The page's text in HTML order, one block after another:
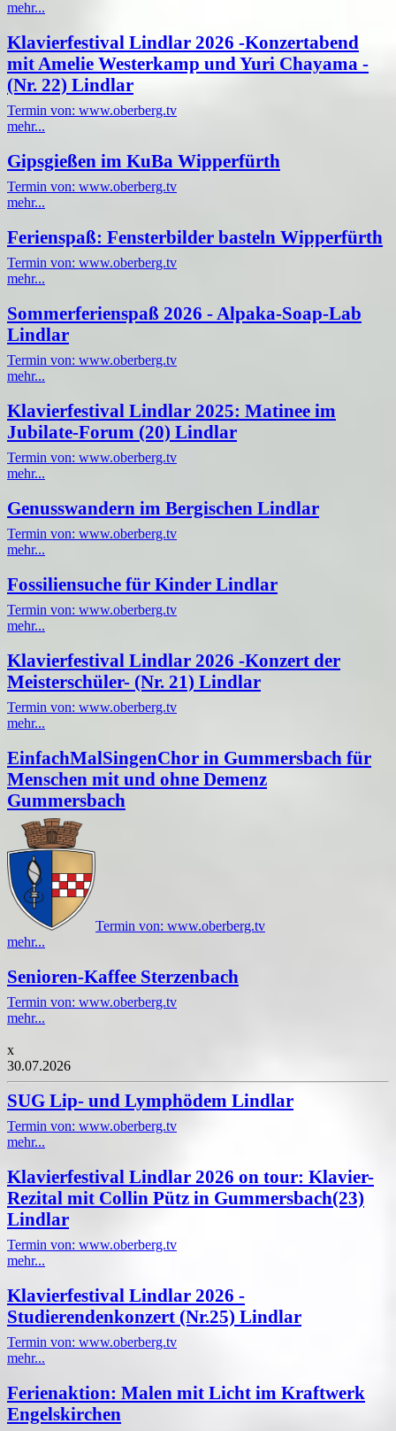
mehr...
Klavierfestival Lindlar 2026 -Konzertabend
mit Amelie Westerkamp und Yuri Chayama -
(Nr. 22) Lindlar
Termin von: www.oberberg.tv
mehr...
Gipsgießen im KuBa Wipperfürth
Termin von: www.oberberg.tv
mehr...
Ferienspaß: Fensterbilder basteln Wipperfürth
Termin von: www.oberberg.tv
mehr...
Sommerferienspaß 2026 - Alpaka-Soap-Lab
Lindlar
Termin von: www.oberberg.tv
mehr...
Klavierfestival Lindlar 2025: Matinee im
Jubilate-Forum (20) Lindlar
Termin von: www.oberberg.tv
mehr...
Genusswandern im Bergischen Lindlar
Termin von: www.oberberg.tv
mehr...
Fossiliensuche für Kinder Lindlar
Termin von: www.oberberg.tv
mehr...
Klavierfestival Lindlar 2026 -Konzert der
Meisterschüler- (Nr. 21) Lindlar
Termin von: www.oberberg.tv
mehr...
EinfachMalSingenChor in Gummersbach für
Menschen mit und ohne Demenz
Gummersbach
Termin von: www.oberberg.tv
mehr...
Senioren-Kaffee Sterzenbach
Termin von: www.oberberg.tv
mehr...
x
30.07.2026
SUG Lip- und Lymphödem Lindlar
Termin von: www.oberberg.tv
mehr...
Klavierfestival Lindlar 2026 on tour: Klavier-
Rezital mit Collin Pütz in Gummersbach(23)
Lindlar
Termin von: www.oberberg.tv
mehr...
Klavierfestival Lindlar 2026 -
Studierendenkonzert (Nr.25) Lindlar
Termin von: www.oberberg.tv
mehr...
Ferienaktion: Malen mit Licht im Kraftwerk
Engelskirchen